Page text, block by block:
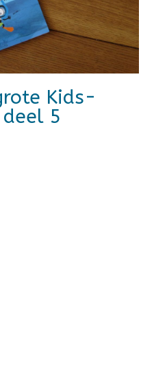
Kids-
5